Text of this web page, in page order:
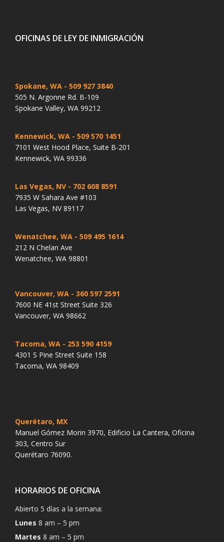
OFICINAS DE LEY DE INMIGRACIÓN
Spokane, WA - 509 927 3840
505 N. Argonne Rd. B-109
Spokane Valley, WA 99212
Kennewick, WA - 509 570 1451
7101 West Hood Place, Suite B-201
Kennewick, WA 99336
Las Vegas, NV - 702 608 8591
7935 W Sahara Ave #103
Las Vegas, NV 89117
Wenatchee, WA - 509 495 1614
212 N Chelan Ave
Wenatchee, WA 98801
Vancouver, WA - 360 597 2591
7600 NE 41st Street Suite 326
Vancouver, WA 98662
Tacoma, WA - 253 590 4159
4301 S Pine Street Suite 158
Tacoma, WA 98409
Querétaro, MX
Manuel Gómez Morin 3970, Edificio La Cantera, Oficina
303, Centro Sur
Querétaro 76090.
HORARIOS DE OFICINA
Abierto 5 días a la semana:
Lunes 8 am – 5 pm
Martes 8 am – 5 pm